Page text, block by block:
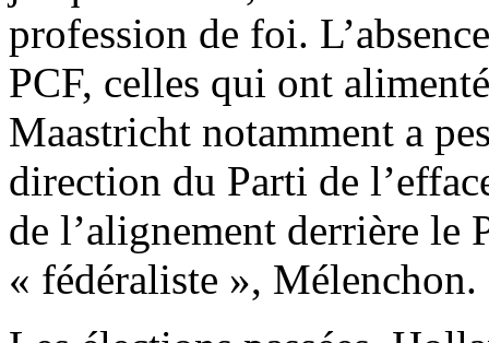
profession de foi.
PCF, celles qui ont
Maastricht notamment a
direction du Parti de
de l’alignement derrière le
« fédéraliste », Mélenchon.